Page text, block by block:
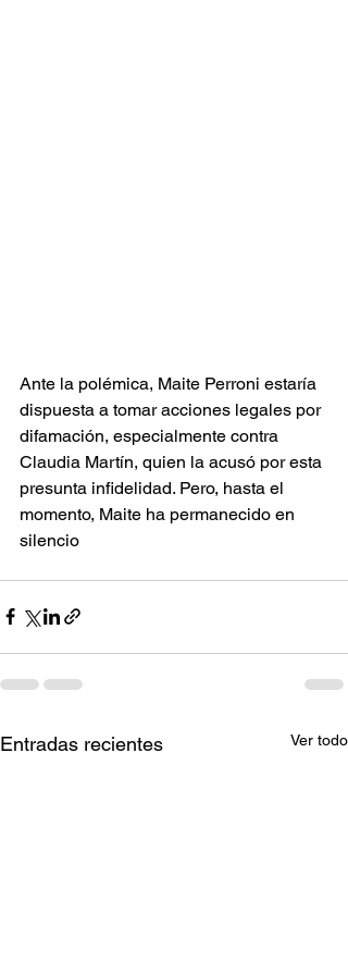
Ante la polémica, Maite Perroni estaría
dispuesta a tomar acciones legales por
difamación, especialmente contra
Claudia Martín, quien la acusó por esta
presunta infidelidad. Pero, hasta el
momento, Maite ha permanecido en
silencio
Entradas recientes Ver todo